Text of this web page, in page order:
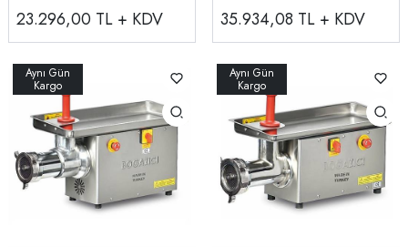
23.296,00 TL + KDV 35.934,08 TL + KDV